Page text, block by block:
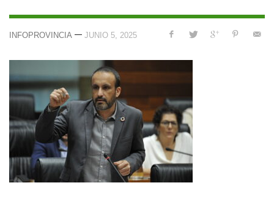
INFOPROVINCIA — JUNIO 5, 2025